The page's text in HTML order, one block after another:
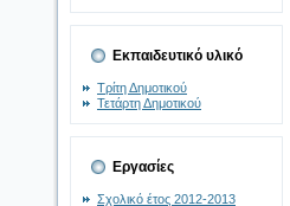
Εκπαιδευτικό υλικό
Τρίτη Δημοτικού
Τετάρτη Δημοτικού
Εργασίες
Σχολικό έτος 2012-2013